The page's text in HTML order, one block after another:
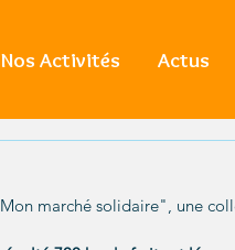
marché solidaire", une
Nos Activités Actus